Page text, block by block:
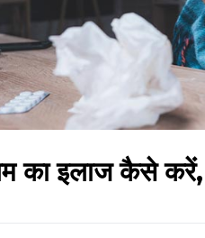
का इलाज कैसे